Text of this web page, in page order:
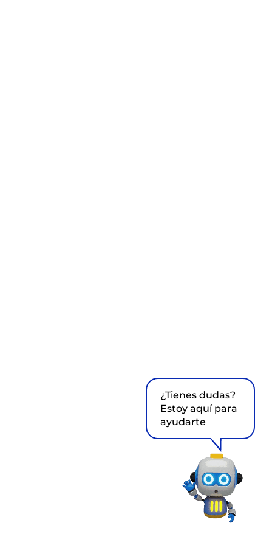
¿Tienes dudas?
Estoy aquí para
ayudarte